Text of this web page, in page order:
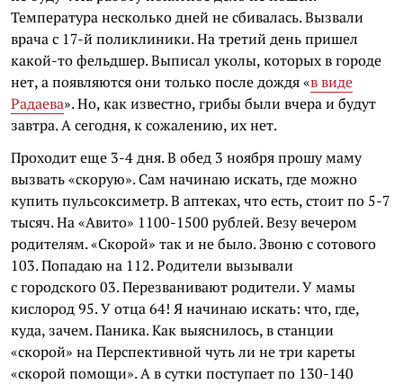
Температура несколько дней не сбивалась. Вызвали
врача с 17-й поликлиники. На третий день пришел
какой-то фельдшер. Выписал уколы, которых в городе
нет, а появляются они только после дождя «в виде
Радаева». Но, как известно, грибы были вчера и будут
завтра. А сегодня, к сожалению, их нет.
Проходит еще 3-4 дня. В обед 3 ноября прошу маму
вызвать «скорую». Сам начинаю искать, где можно
купить пульсоксиметр. В аптеках, что есть, стоит по 5-7
тысяч. На «Авито» 1100-1500 рублей. Везу вечером
родителям. «Скорой» так и не было. Звоню с сотового
103. Попадаю на 112. Родители вызывали
с городского 03. Перезванивают родители. У мамы
кислород 95. У отца 64! Я начинаю искать: что, где,
куда, зачем. Паника. Как выяснилось, в станции
«скорой» на Перспективной чуть ли не три кареты
«скорой помощи». А в сутки поступает по 130-140